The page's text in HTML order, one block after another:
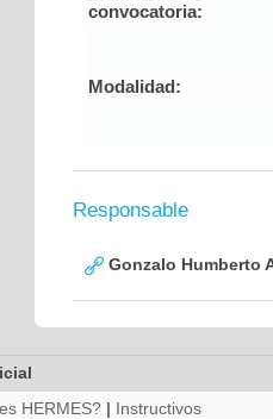
convocatoria:
Modalidad:
Responsable
Gonzalo Humberto
HERMES? | Instructivos